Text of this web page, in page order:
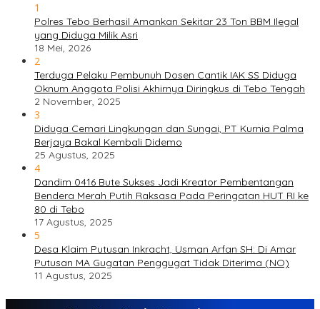
1
Polres Tebo Berhasil Amankan Sekitar 23 Ton BBM Ilegal
yang Diduga Milik Asri
18 Mei, 2026
2
Terduga Pelaku Pembunuh Dosen Cantik IAK SS Diduga
Oknum Anggota Polisi Akhirnya Diringkus di Tebo Tengah
2 November, 2025
3
Diduga Cemari Lingkungan dan Sungai, PT Kurnia Palma
Berjaya Bakal Kembali Didemo
25 Agustus, 2025
4
Dandim 0416 Bute Sukses Jadi Kreator Pembentangan
Bendera Merah Putih Raksasa Pada Peringatan HUT RI ke
80 di Tebo
17 Agustus, 2025
5
Desa Klaim Putusan Inkracht, Usman Arfan SH: Di Amar
Putusan MA Gugatan Penggugat Tidak Diterima (NO)
11 Agustus, 2025